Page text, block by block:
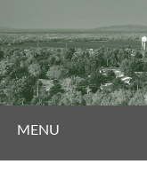
MENU